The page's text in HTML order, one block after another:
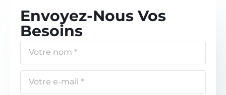
Envoyez-Nous Vos
Besoins